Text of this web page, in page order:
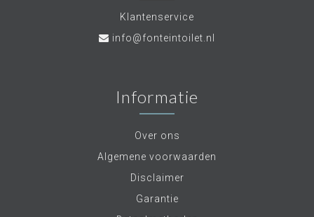
Klantenservice
info@fonteintoilet.nl
Informatie
Over ons
Algemene voorwaarden
Disclaimer
Garantie